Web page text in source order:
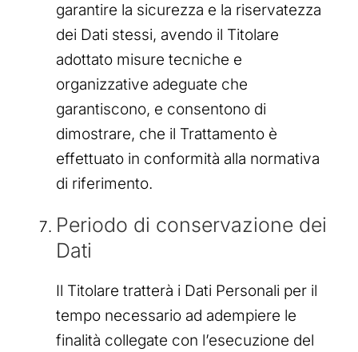
garantire la sicurezza e la riservatezza
dei Dati stessi, avendo il Titolare
adottato misure tecniche e
organizzative adeguate che
garantiscono, e consentono di
dimostrare, che il Trattamento è
effettuato in conformità alla normativa
di riferimento.
Periodo di conservazione dei
Dati
Il Titolare tratterà i Dati Personali per il
tempo necessario ad adempiere le
finalità collegate con l’esecuzione del